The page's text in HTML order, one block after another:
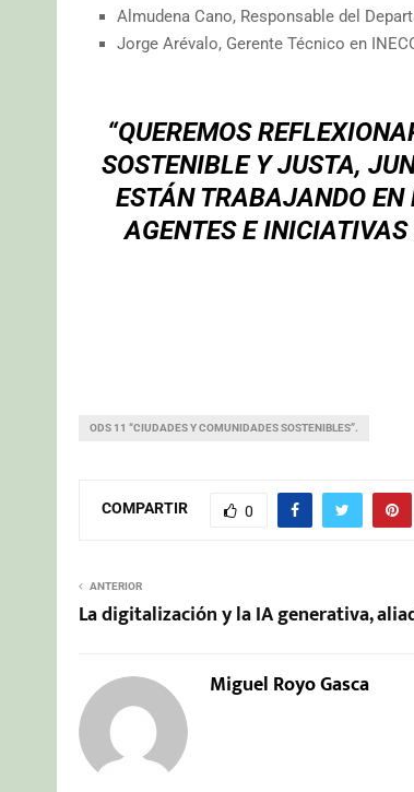
Almudena Cano, Responsable del
Jorge Arévalo, Gerente Técnico en
“QUEREMOS
SOSTENIBLE Y JUSTA,
ESTÁN TRABAJANDO
AGENTES E
ODS 11 “CIUDADES Y COMUNIDADES SOSTENIBLES”.
COMPARTIR 0
ANTERIOR
La digitalización y la IA generativa,
Miguel Royo Gasca